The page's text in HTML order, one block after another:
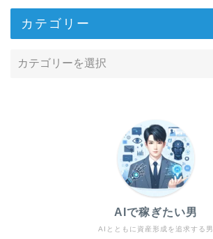
カテゴリー
AIとともに資産形成を追求する男
AIで稼ぎたい男